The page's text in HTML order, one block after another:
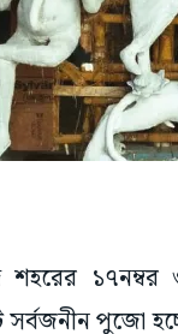
শহরের
পুজো